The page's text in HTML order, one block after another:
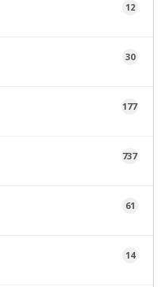
12
30
177
737
61
14